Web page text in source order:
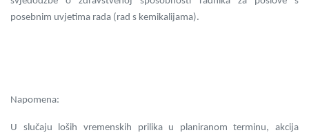
posebnim uvjetima rada (rad s kemikalijama).
Napomena:
U slučaju loših vremenskih prilika u planiranom terminu, akcija